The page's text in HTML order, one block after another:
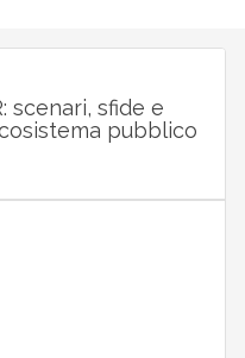
scenari, sfide e
pubblico